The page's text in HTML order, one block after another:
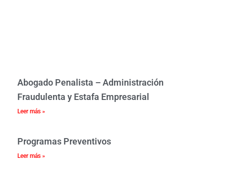
Abogado Penalista – Administración
Fraudulenta y Estafa Empresarial
Leer más »
Programas Preventivos
Leer más »